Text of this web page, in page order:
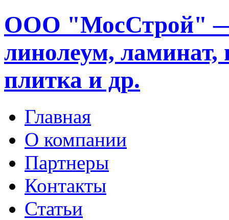
ООО "МосСтрой" —
линолеум, ламинат,
плитка и др.
Главная
О компании
Партнеры
Контакты
Статьи